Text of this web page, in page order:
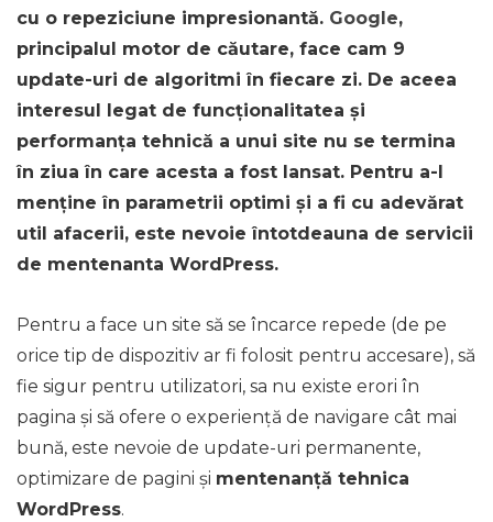
cu o repeziciune impresionantă. Google,
principalul motor de căutare, face cam 9
update-uri de algoritmi în fiecare zi. De aceea
interesul legat de funcționalitatea și
performanța tehnică a unui site nu se termina
în ziua în care acesta a fost lansat. Pentru a-l
menține în parametrii optimi și a fi cu adevărat
util afacerii, este nevoie întotdeauna de servicii
de mentenanta WordPress.
Pentru a face un site să se încarce repede (de pe
orice tip de dispozitiv ar fi folosit pentru accesare), să
fie sigur pentru utilizatori, sa nu existe erori în
pagina și să ofere o experiență de navigare cât mai
bună, este nevoie de update-uri permanente,
optimizare de pagini și mentenanță tehnica
WordPress.